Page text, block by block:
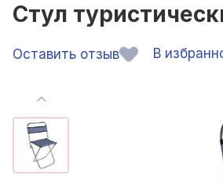
Стул
Оставить отзыв В